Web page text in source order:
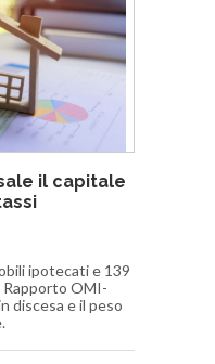
il capitale
ipotecati e 139
Rapporto OMI-
discesa e il peso